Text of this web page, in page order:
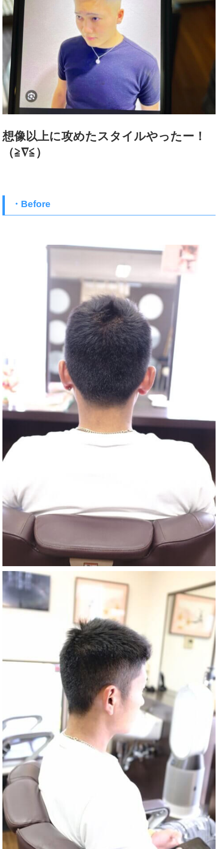
想像以上に攻めたスタイルやったー！
（≧∇≦）
・Before